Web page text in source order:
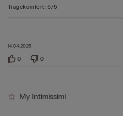
14.04.2025
Tragekomfort: 5/5
0 0
My Intimissimi